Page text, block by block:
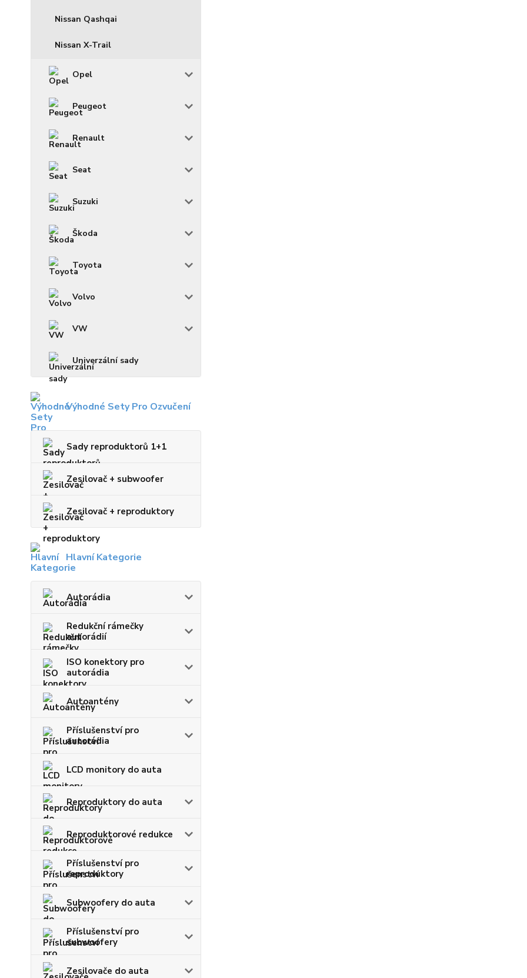
Nissan Qashqai
Nissan X-Trail
Opel
Peugeot
Renault
Seat
Suzuki
Škoda
Toyota
Volvo
VW
Univerzální sady
Výhodné Sety Pro Ozvučení
Sady reproduktorů 1+1
Zesilovač + subwoofer
Zesilovač + reproduktory
Hlavní Kategorie
Autorádia
Redukční rámečky
autorádií
ISO konektory pro
autorádia
Autoantény
Příslušenství pro
autorádia
LCD monitory do auta
Reproduktory do auta
Reproduktorové redukce
Příslušenství pro
reproduktory
Subwoofery do auta
Příslušenství pro
subwoofery
Zesilovače do auta